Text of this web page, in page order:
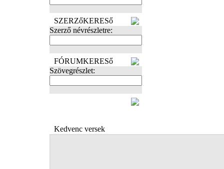
SZERZőKERESő
Szerző névrészletre:
FÓRUMKERESő
Szövegrészlet:
Kedvenc versek